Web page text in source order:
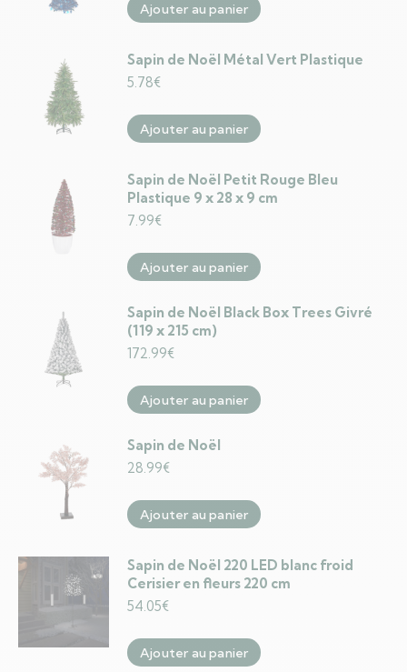
Ajouter au panier
Sapin de Noël Métal Vert Plastique
5.78€
Ajouter au panier
Sapin de Noël Petit Rouge Bleu
Plastique 9 x 28 x 9 cm
7.99€
Ajouter au panier
Sapin de Noël Black Box Trees Givré
(119 x 215 cm)
172.99€
Ajouter au panier
Sapin de Noël
28.99€
Ajouter au panier
Sapin de Noël 220 LED blanc froid
Cerisier en fleurs 220 cm
54.05€
Ajouter au panier